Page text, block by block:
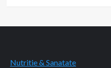
Nutritie & Sanatate